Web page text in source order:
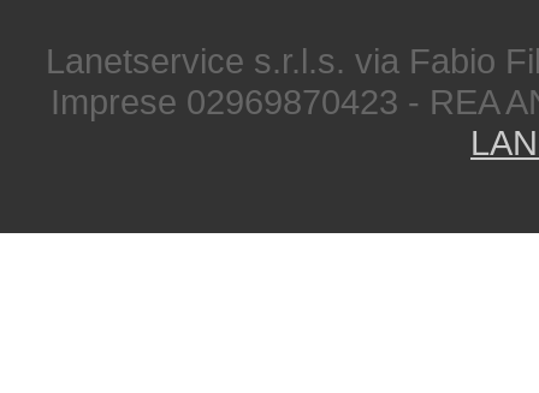
Lanetservice s.r.l.s. via Fabio
Imprese 02969870423 - REA